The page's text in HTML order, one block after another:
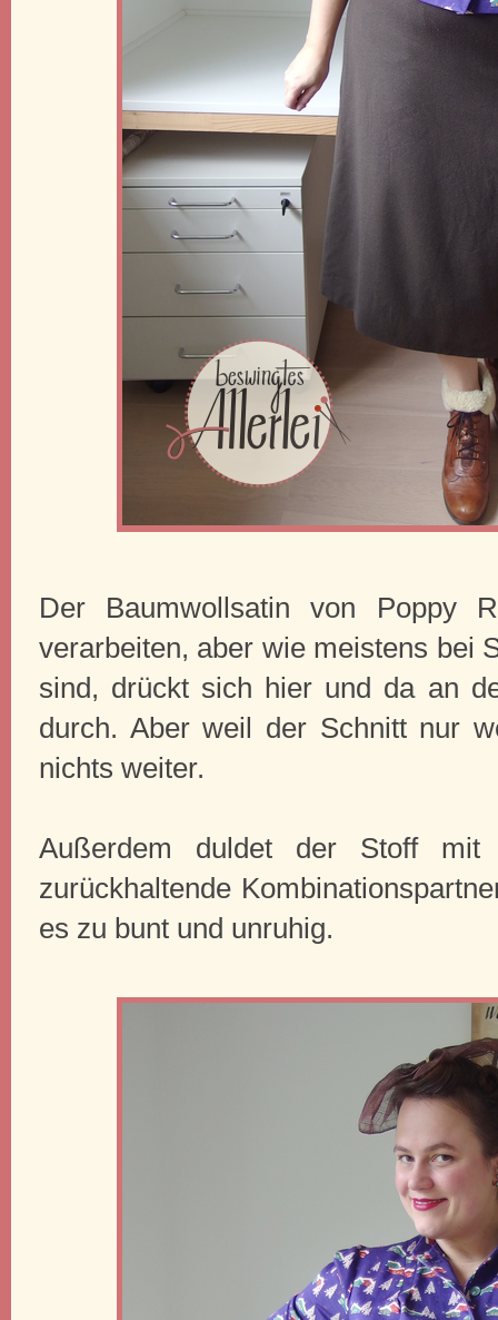
Der Baumwollsatin von Poppy
verarbeiten, aber wie meistens bei
sind, drückt sich hier und da an
durch. Aber weil der Schnitt nur
nichts weiter.
Außerdem duldet der Stoff
zurückhaltende
es zu bunt und unruhig.